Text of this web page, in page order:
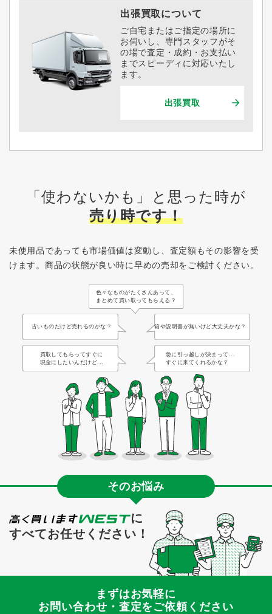
出張買取について
ご自宅またはご指定の場所に
お伺いし、専門スタッフがそ
の場で査定・成約・お支払い
までスピーディに対応いたし
ます。
出張買取
「使わないかも」と思った時が
売り時です！
未使用品であっても市場価値は変動し、査定額もその影響を受
けます。 商品の状態が良い時に早めの売却をご検討ください。
色々なものがたくさんあって、
まとめて買い取ってもらえる？
古いものだけど売れるのかな？ 箱や説明書が無いけど大丈夫かな？
買取してもらってすぐに
現金にしたいんだけど...
急に引っ越しが決まって...
すぐに来てくれるかな？
そのお悩み
に
すべてお任せください！
まずはお気軽に
お問い合わせ・査定をご依頼ください